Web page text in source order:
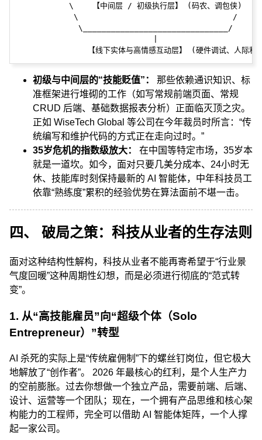
\    【中间层 / 初级执行层】 (码农、调包侠)   /
            \                                 /
             \_______________________________/
初级与中间层的“技能贬值”：
那些依赖通识知识、标
准框架进行堆砌的工作（如写常规前端页面、常规
CRUD 后端、基础数据报表分析）正面临灭顶之灾。
正如 WiseTech Global 等公司在今年裁员时所言：“传
统编写和维护代码的方式正在走向过时。”
35岁危机的指数级放大：
在中国等特定市场，35岁本
就是一道坎。如今，面对只要几美分成本、24小时无
休、技能库时刻保持最新的 AI 智能体，中年科技员工
依靠“熟练度”累积的经验优势在算法面前不堪一击。
四、 破局之策：科技从业者的生存法则
面对这种结构性解构，科技从业者不能再寄希望于“行业景
气度回暖”这种周期性幻想，而是必须进行彻底的“范式转
变”。
1. 从“高技能雇员”向“超级个体（Solo
Entrepreneur）”转型
AI 杀死的实际上是“传统雇佣制”下的螺丝钉岗位，但它极大
地解放了“创作者”。 2026 年最核心的红利，是个人生产力
的空前膨胀。过去你想做一个独立产品，需要前端、后端、
设计、运营等一个团队；现在，一个拥有产品思维和核心架
构能力的工程师，完全可以借助 AI 智能体矩阵，一个人撑
起一家公司。